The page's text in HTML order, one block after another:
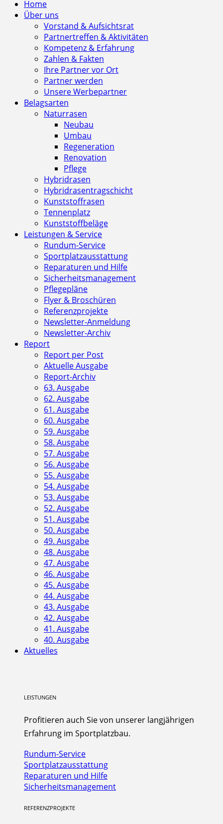
Home
Über uns
Vorstand & Aufsichtsrat
Partnertreffen & Aktivitäten
Kompetenz & Erfahrung
Zahlen & Fakten
Ihre Partner vor Ort
Partner werden
Unsere Werbepartner
Belagsarten
Naturrasen
Neubau
Umbau
Regeneration
Renovation
Pflege
Hybridrasen
Hybridrasentragschicht
Kunststoffrasen
Tennenplatz
Kunststoffbeläge
Leistungen & Service
Rundum-Service
Sportplatzausstattung
Reparaturen und Hilfe
Sicherheitsmanagement
Pflegepläne
Flyer & Broschüren
Referenzprojekte
Newsletter-Anmeldung
Newsletter-Archiv
Report
Report per Post
Aktuelle Ausgabe
Report-Archiv
63. Ausgabe
62. Ausgabe
61. Ausgabe
60. Ausgabe
59. Ausgabe
58. Ausgabe
57. Ausgabe
56. Ausgabe
55. Ausgabe
54. Ausgabe
53. Ausgabe
52. Ausgabe
51. Ausgabe
50. Ausgabe
49. Ausgabe
48. Ausgabe
47. Ausgabe
46. Ausgabe
45. Ausgabe
44. Ausgabe
43. Ausgabe
42. Ausgabe
41. Ausgabe
40. Ausgabe
Aktuelles
LEISTUNGEN
Profitieren auch Sie von unserer langjährigen
Erfahrung im Sportplatzbau.
Rundum-Service
Sportplatzausstattung
Reparaturen und Hilfe
Sicherheitsmanagement
REFERENZPROJEKTE